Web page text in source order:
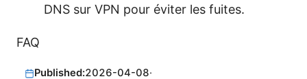
DNS sur VPN pour éviter les fuites.
FAQ
Published:2026-04-08·